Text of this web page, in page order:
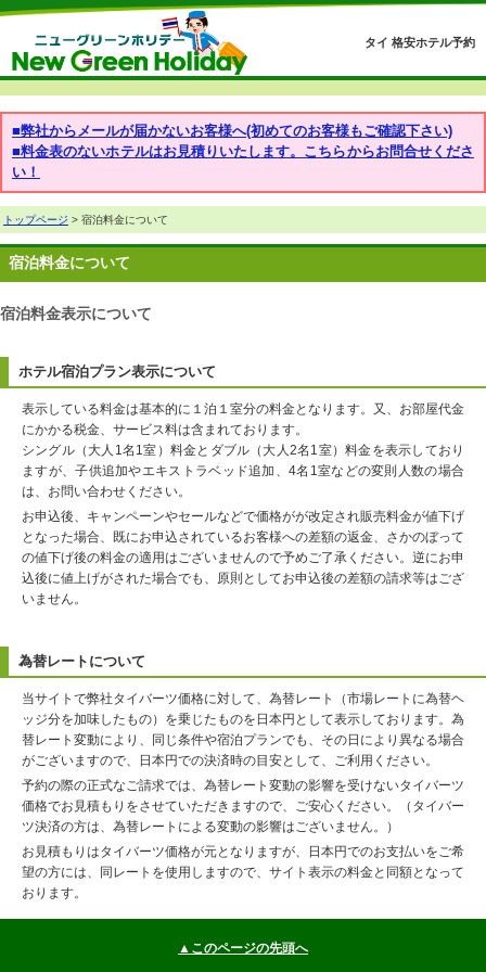
タイ 格安ホテル予約
■弊社からメールが届かないお客様へ(初めてのお客様もご確認下さい)
■料金表のないホテルはお見積りいたします。こちらからお問合せくださ
い！
トップページ > 宿泊料金について
宿泊料金について
宿泊料金表示について
ホテル宿泊プラン表示について
表示している料金は基本的に１泊１室分の料金となります。又、お部屋代金
にかかる税金、サービス料は含まれております。
シングル（大人1名1室）料金とダブル（大人2名1室）料金を表示しており
ますが、子供追加やエキストラベッド追加、4名1室などの変則人数の場合
は、お問い合わせください。
お申込後、キャンペーンやセールなどで価格がが改定され販売料金が値下げ
となった場合、既にお申込されているお客様への差額の返金、さかのぼって
の値下げ後の料金の適用はございませんので予めご了承ください。逆にお申
込後に値上げがされた場合でも、原則としてお申込後の差額の請求等はござ
いません。
為替レートについて
当サイトで弊社タイバーツ価格に対して、為替レート（市場レートに為替ヘ
ッジ分を加味したもの）を乗じたものを日本円として表示しております。為
替レート変動により、同じ条件や宿泊プランでも、その日により異なる場合
がございますので、日本円での決済時の目安として、ご利用ください。
予約の際の正式なご請求では、為替レート変動の影響を受けないタイバーツ
価格でお見積もりをさせていただきますので、ご安心ください。（タイバー
ツ決済の方は、為替レートによる変動の影響はございません。）
お見積もりはタイバーツ価格が元となりますが、日本円でのお支払いをご希
望の方には、同レートを使用しますので、サイト表示の料金と同額となって
おります。
▲このページの先頭へ